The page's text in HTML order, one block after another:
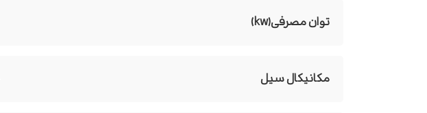
توان مصرفی(kw)
مکانیکال سیل